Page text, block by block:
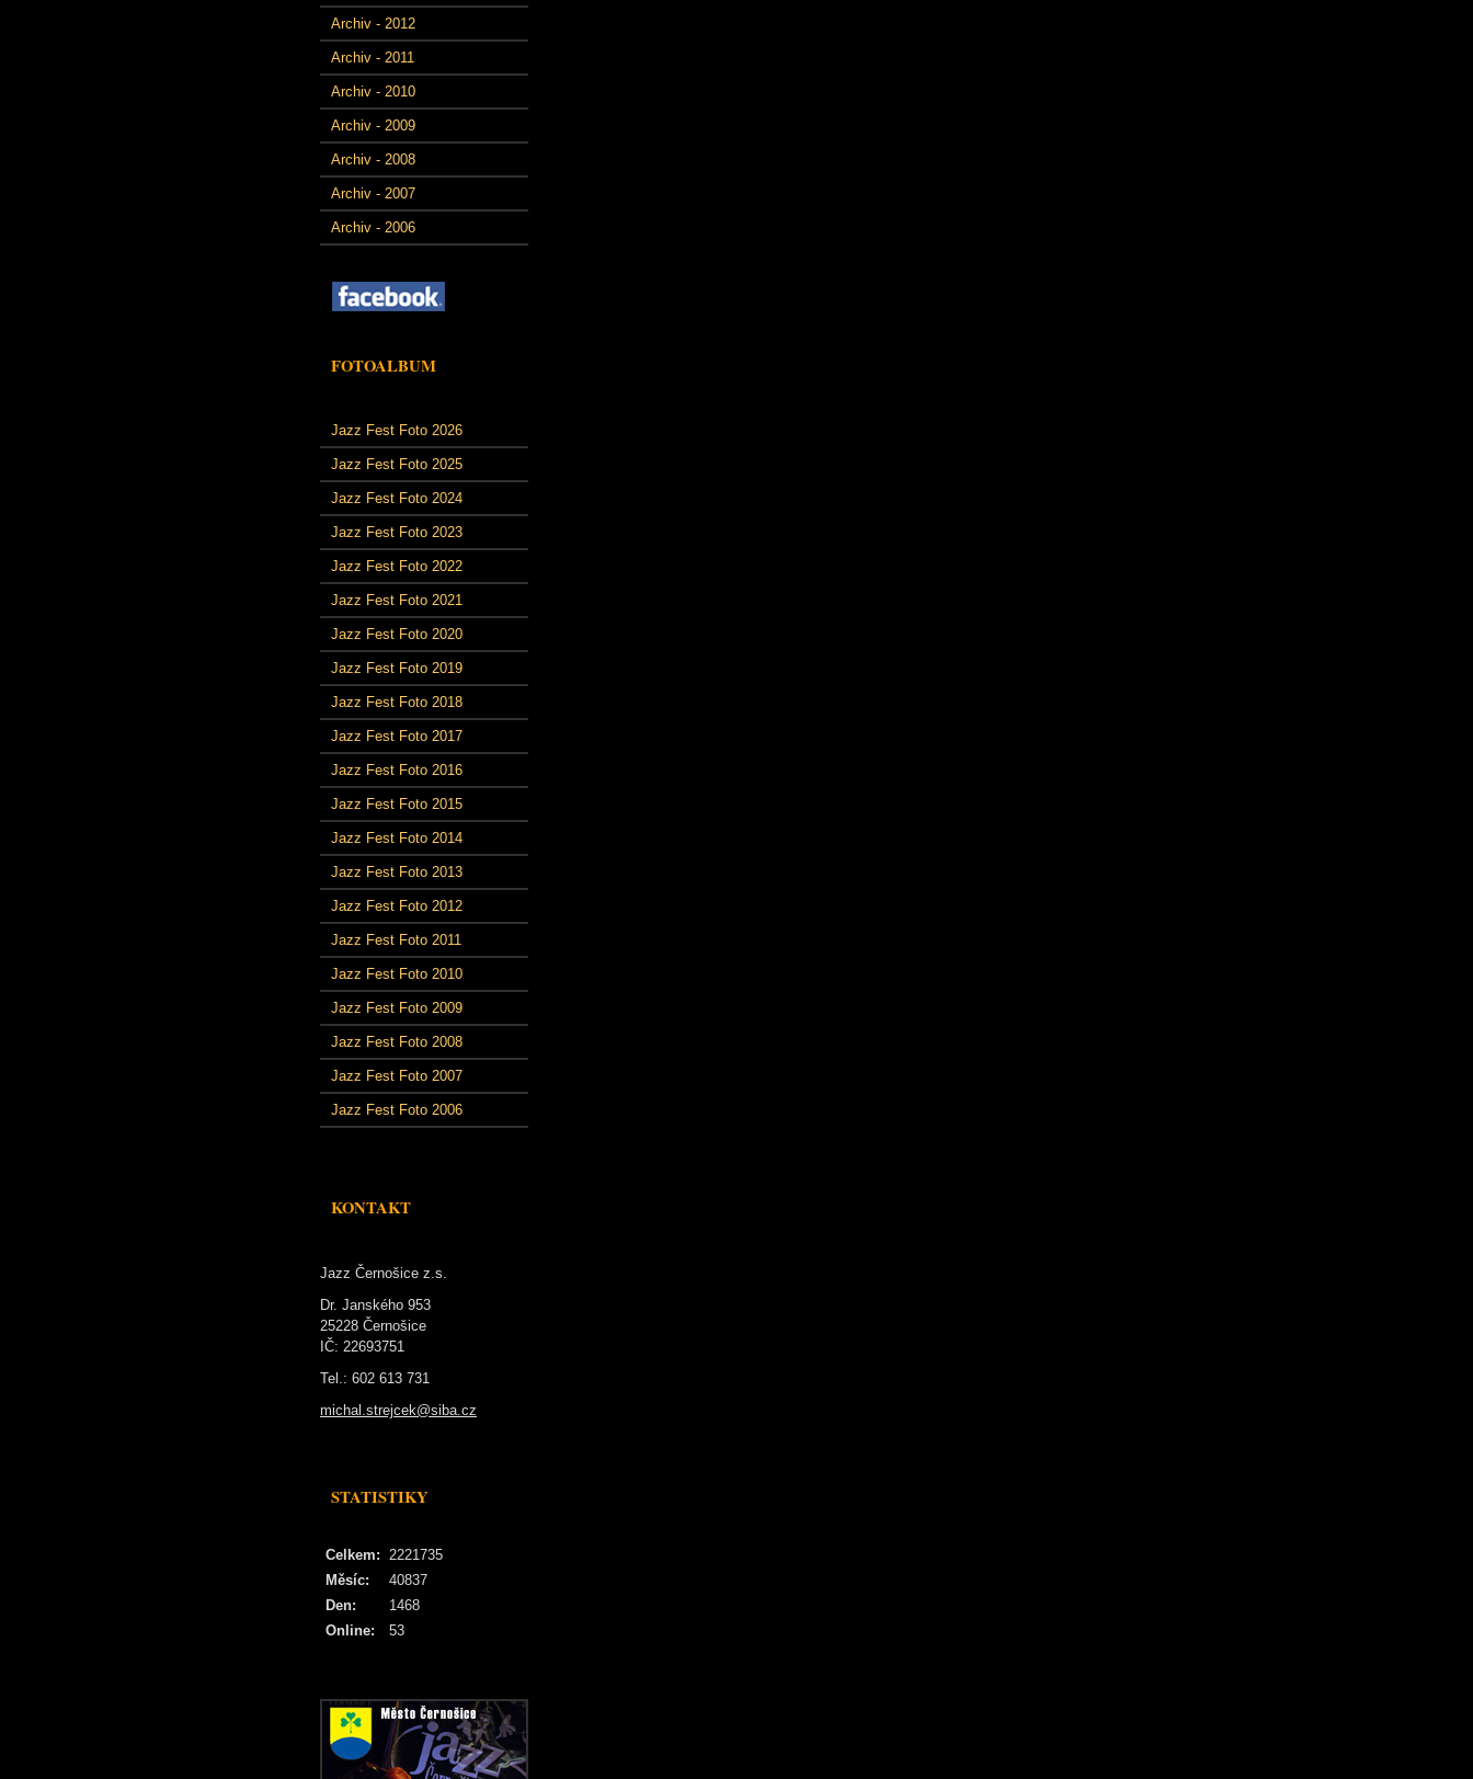
Archiv - 2012
Archiv - 2011
Archiv - 2010
Archiv - 2009
Archiv - 2008
Archiv - 2007
Archiv - 2006
FOTOALBUM
Jazz Fest Foto 2026
Jazz Fest Foto 2025
Jazz Fest Foto 2024
Jazz Fest Foto 2023
Jazz Fest Foto 2022
Jazz Fest Foto 2021
Jazz Fest Foto 2020
Jazz Fest Foto 2019
Jazz Fest Foto 2018
Jazz Fest Foto 2017
Jazz Fest Foto 2016
Jazz Fest Foto 2015
Jazz Fest Foto 2014
Jazz Fest Foto 2013
Jazz Fest Foto 2012
Jazz Fest Foto 2011
Jazz Fest Foto 2010
Jazz Fest Foto 2009
Jazz Fest Foto 2008
Jazz Fest Foto 2007
Jazz Fest Foto 2006
KONTAKT
Jazz Černošice z.s.
Dr. Janského 953
25228 Černošice
IČ: 22693751
Tel.: 602 613 731
michal.strejcek@siba.cz
STATISTIKY
Online: 53
Celkem: 2221735
Měsíc:
40837
Den:
1468